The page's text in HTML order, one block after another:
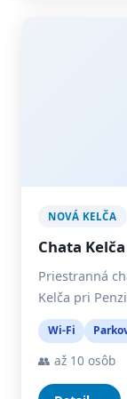
NOVÁ KELČA
Chata Kelča
Priestranná
Kelča pri
Wi-Fi
👥 až 10 osôb